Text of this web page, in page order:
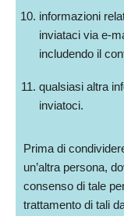
informazioni
inviataci via e-
includendo il
qualsiasi altra
inviatoci.
Prima di
un’altra persona,
consenso di tale
trattamento di tali